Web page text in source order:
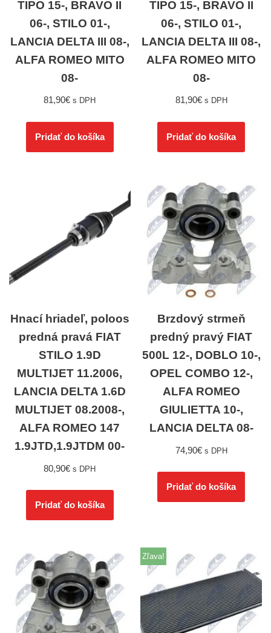
TIPO 15-, BRAVO II
06-, STILO 01-,
LANCIA DELTA III 08-,
ALFA ROMEO MITO
08-
81,90€ s DPH
Pridať do košíka
TIPO 15-, BRAVO II
06-, STILO 01-,
LANCIA DELTA III 08-,
ALFA ROMEO MITO
08-
81,90€ s DPH
Pridať do košíka
Hnací hriadeľ, poloos
predná pravá FIAT
STILO 1.9D
MULTIJET 11.2006,
LANCIA DELTA 1.6D
MULTIJET 08.2008-,
ALFA ROMEO 147
1.9JTD,1.9JTDM 00-
80,90€ s DPH
Pridať do košíka
Brzdový strmeň
predný pravý FIAT
500L 12-, DOBLO 10-,
OPEL COMBO 12-,
ALFA ROMEO
GIULIETTA 10-,
LANCIA DELTA 08-
74,90€ s DPH
Pridať do košíka
Zľava!